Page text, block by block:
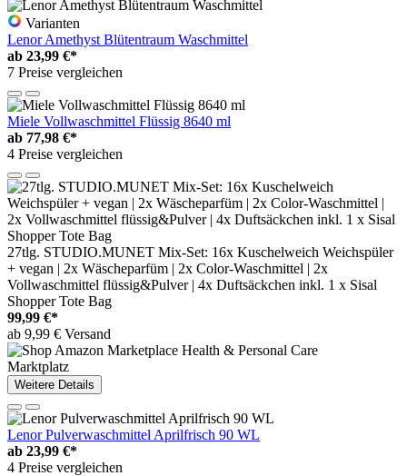
Varianten
Lenor Amethyst Blütentraum Waschmittel
ab 23,99 €*
7 Preise vergleichen
Miele Vollwaschmittel Flüssig 8640 ml
ab 77,98 €*
4 Preise vergleichen
27tlg. STUDIO.MUNET Mix-Set: 16x Kuschelweich Weichspüler
+ vegan | 2x Wäscheparfüm | 2x Color-Waschmittel | 2x
Vollwaschmittel flüssig&Pulver | 4x Duftsäckchen inkl. 1 x Sisal
Shopper Tote Bag
99,99 €*
ab 9,99 € Versand
Marktplatz
Weitere Details
Lenor Pulverwaschmittel Aprilfrisch 90 WL
ab 23,99 €*
4 Preise vergleichen